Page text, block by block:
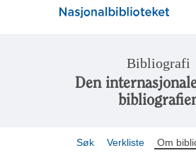
Bibliografi
Den
Søk Verkliste Om